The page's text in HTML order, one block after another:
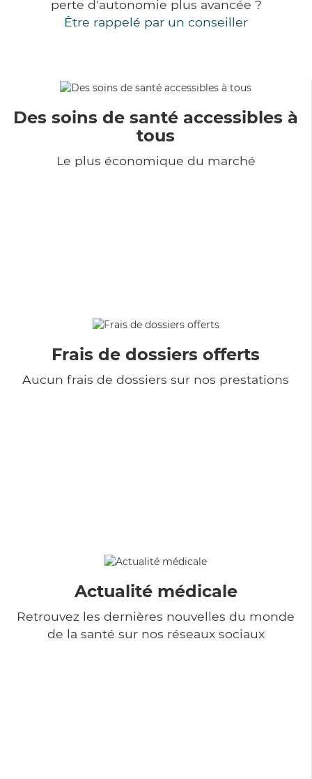
perte d'autonomie plus avancée ?
Être rappelé par un conseiller
Des soins de santé accessibles à
tous
Le plus économique du marché
Frais de dossiers offerts
Aucun frais de dossiers sur nos prestations
Actualité médicale
Retrouvez les dernières nouvelles du monde
de la santé sur nos réseaux sociaux